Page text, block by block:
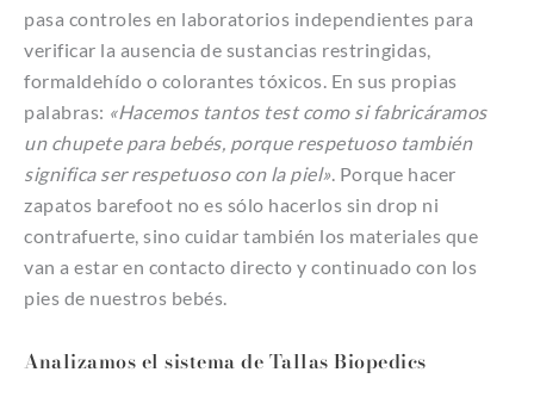
pasa controles en laboratorios independientes para
verificar la ausencia de sustancias restringidas,
formaldehído o colorantes tóxicos. En sus propias
palabras: «Hacemos tantos test como si fabricáramos
un chupete para bebés, porque respetuoso también
significa ser respetuoso con la piel». Porque hacer
zapatos barefoot no es sólo hacerlos sin drop ni
contrafuerte, sino cuidar también los materiales que
van a estar en contacto directo y continuado con los
pies de nuestros bebés.
Analizamos el sistema de Tallas Biopedics